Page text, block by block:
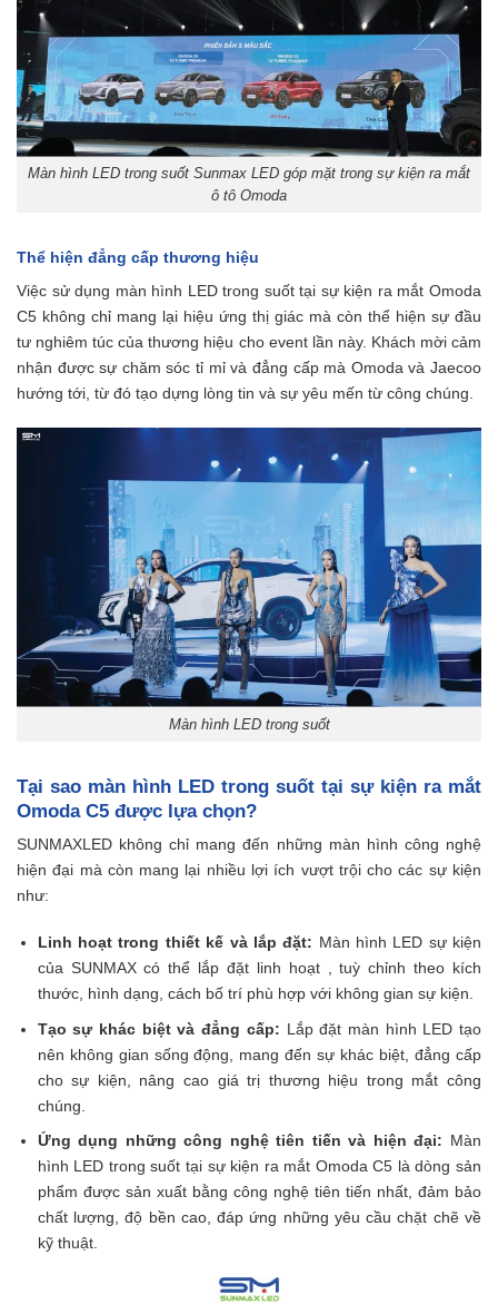
Màn hình LED trong suốt Sunmax LED góp mặt trong sự kiện ra mắt
ô tô Omoda
Thể hiện đẳng cấp thương hiệu
Việc sử dụng màn hình LED trong suốt tại sự kiện ra mắt Omoda
C5 không chỉ mang lại hiệu ứng thị giác mà còn thể hiện sự đầu
tư nghiêm túc của thương hiệu cho event lần này. Khách mời cảm
nhận được sự chăm sóc tỉ mỉ và đẳng cấp mà Omoda và Jaecoo
hướng tới, từ đó tạo dựng lòng tin và sự yêu mến từ công chúng.
Màn hình LED trong suốt
Tại sao màn hình LED trong suốt tại sự kiện ra mắt
Omoda C5 được lựa chọn?
SUNMAXLED không chỉ mang đến những màn hình công nghệ
hiện đại mà còn mang lại nhiều lợi ích vượt trội cho các sự kiện
như:
Linh hoạt trong thiết kế và lắp đặt: Màn hình LED sự kiện
của SUNMAX có thể lắp đặt linh hoạt , tuỳ chỉnh theo kích
thước, hình dạng, cách bố trí phù hợp với không gian sự kiện.
Tạo sự khác biệt và đẳng cấp: Lắp đặt màn hình LED tạo
nên không gian sống động, mang đến sự khác biệt, đẳng cấp
cho sự kiện, nâng cao giá trị thương hiệu trong mắt công
chúng.
Ứng dụng những công nghệ tiên tiến và hiện đại: Màn
hình LED trong suốt tại sự kiện ra mắt Omoda C5 là dòng sản
phẩm được sản xuất bằng công nghệ tiên tiến nhất, đảm bảo
chất lượng, độ bền cao, đáp ứng những yêu cầu chặt chẽ về
kỹ thuật.